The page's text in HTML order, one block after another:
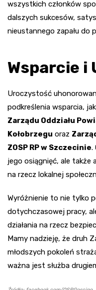
wszystkich członków
dalszych sukcesów,
nieustannego zapału do
Wsparcie i
Uroczystość
podkreślenia wsparcia,
Zarządu Oddziału
Kołobrzegu oraz
ZOSP RP w Szczecinie.
jego osiągnięć, ale także
na rzecz lokalnej
Wyróżnienie to nie tylko
dotychczasowej pracy,
działania na rzecz
Mamy nadzieję, że druh
młodszych pokoleń
ważna jest służba